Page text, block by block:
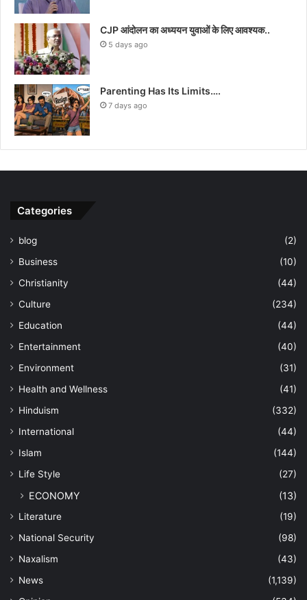
CJP आंदोलन का अध्ययन युवाओं के लिए आवश्यक..
5 days ago
Parenting Has Its Limits….
7 days ago
Categories
blog
(2)
Business
(10)
Christianity
(44)
Culture
(234)
Education
(44)
Entertainment
(40)
Environment
(31)
Health and Wellness
(41)
Hinduism
(332)
International
(44)
Islam
(144)
Life Style
(27)
ECONOMY (13)
Literature
(19)
National Security
(98)
Naxalism
(43)
News
(1,139)